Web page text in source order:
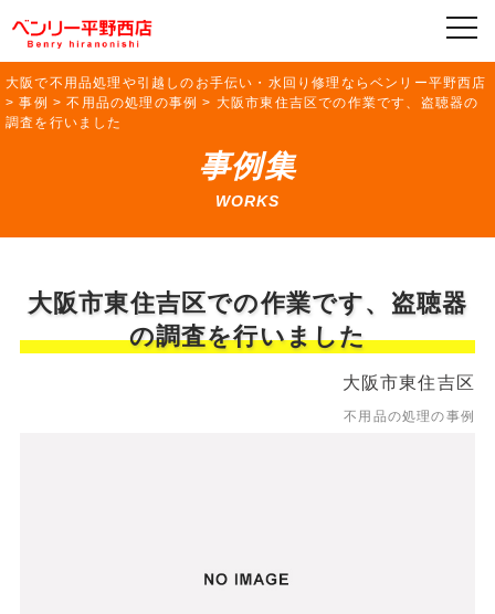
大阪で不用品処理や引越しのお手伝い・水回り修理ならベンリー平野西店
>事例 >不用品の処理の事例 > 大阪市東住吉区での作業です、盗聴器の
調査を行いました
事例集
WORKS
大阪市東住吉区での作業です、盗聴器
の調査を行いました
大阪市東住吉区
不用品の処理の事例